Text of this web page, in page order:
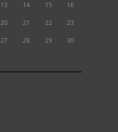
13 14 15 16
20 21 22 23
27 28 29 30